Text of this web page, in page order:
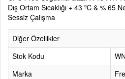
Dış Ortam Sıcaklığı + 43 ºC & % 65
Sessiz Çalışma
Diğer Özellikler
Stok Kodu
Marka